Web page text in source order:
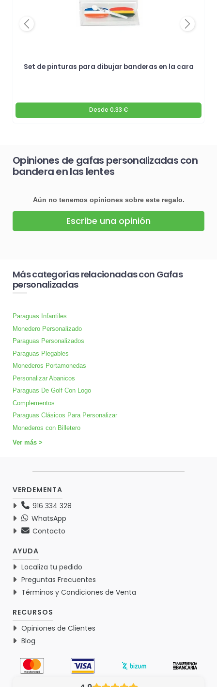
Set de pinturas para dibujar banderas en la cara
Desde 0.33 €
Previous Next
Opiniones de gafas personalizadas con
bandera en las lentes
Aún no tenemos opiniones sobre este regalo.
Escribe una opinión
Más categorías relacionadas con Gafas
personalizadas
Paraguas Infantiles
Monedero Personalizado
Paraguas Personalizados
Paraguas Plegables
Monederos Portamonedas
Personalizar Abanicos
Paraguas De Golf Con Logo
Complementos
Paraguas Clásicos Para Personalizar
Monederos con Billetero
Ver más >
VERDEMENTA
916 334 328
WhatsApp
Contacto
AYUDA
Localiza tu pedido
Preguntas Frecuentes
Términos y Condiciones de Venta
RECURSOS
Opiniones de Clientes
Blog